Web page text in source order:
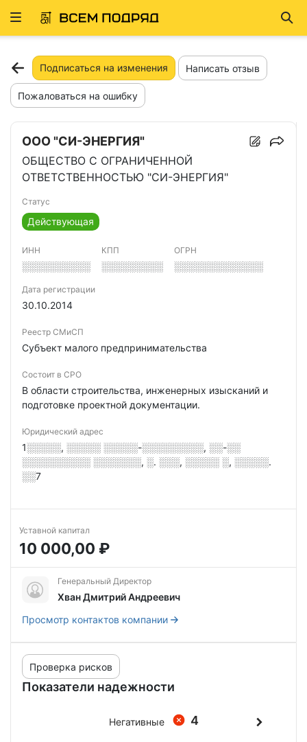
Развернуть
Подписаться на изменения Написать отзыв
Пожаловаться на ошибку
ООО "СИ-ЭНЕРГИЯ"
ОБЩЕСТВО С ОГРАНИЧЕННОЙ
ОТВЕТСТВЕННОСТЬЮ "СИ-ЭНЕРГИЯ"
Статус
Действующая
ИНН
░░░░░░░░░░
КПП
░░░░░░░░░
ОГРН
░░░░░░░░░░░░░
Дата регистрации
30.10.2014
Реестр СМиСП
Субъект малого предпринимательства
Состоит в СРО
В области строительства, инженерных изысканий и
подготовке проектной документации.
Юридический адрес
1░░░░░, ░░░░░ ░░░░░-░░░░░░░░░, ░░-░░
░░░░░░░░░░ ░░░░░░░, ░. ░░░, ░░░░░ ░, ░░░░░.
░░7
Уставной капитал
10 000,00 ₽
Генеральный Директор
Хван Дмитрий Андреевич
Просмотр контактов компании
Показатели надежности
Проверка рисков
4
Негативные